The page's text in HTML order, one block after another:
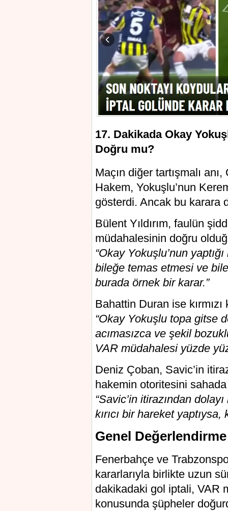
17. Dakikada Okay
Doğru mu?
Maçın diğer tartışmalı
Hakem, Yokuşlu’nun
gösterdi. Ancak bu karara
Bülent Yıldırım, faulün
müdahalesinin doğru
“Okay Yokuşlu’nun
bileğe temas etmesi ve
burada örnek bir karar.”
Bahattin Duran ise
“Okay Yokuşlu topa gitse
acımasızca ve şekil
VAR müdahalesi yüzde
Deniz Çoban, Savic’in
hakemin otoritesini
“Savic’in itirazından
kırıcı bir hareket yaptıysa,
Genel Değerlendirme
Fenerbahçe ve
kararlarıyla birlikte uzun
dakikadaki gol iptali, VAR
konusunda şüpheler